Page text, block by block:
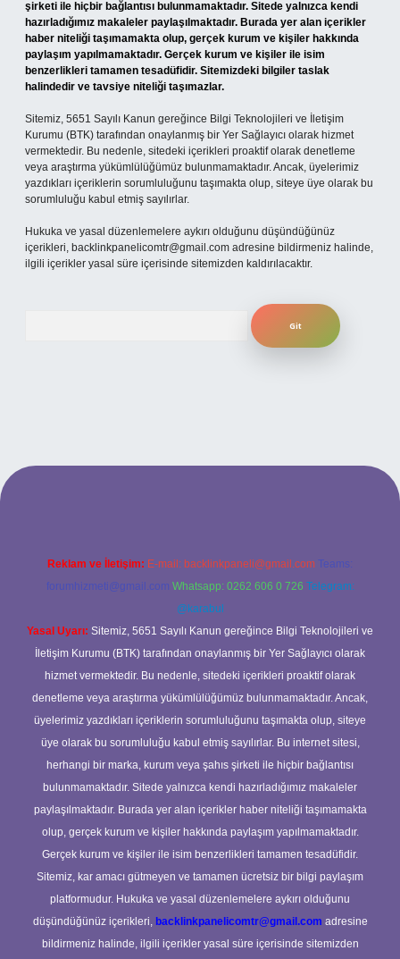
şirketi ile hiçbir bağlantısı bulunmamaktadır. Sitede yalnızca kendi
hazırladığımız makaleler paylaşılmaktadır. Burada yer alan içerikler
haber niteliği taşımamakta olup, gerçek kurum ve kişiler hakkında
paylaşım yapılmamaktadır. Gerçek kurum ve kişiler ile isim
benzerlikleri tamamen tesadüfidir. Sitemizdeki bilgiler taslak
halindedir ve tavsiye niteliği taşımazlar.
Sitemiz, 5651 Sayılı Kanun gereğince Bilgi Teknolojileri ve İletişim
Kurumu (BTK) tarafından onaylanmış bir Yer Sağlayıcı olarak hizmet
vermektedir. Bu nedenle, sitedeki içerikleri proaktif olarak denetleme
veya araştırma yükümlülüğümüz bulunmamaktadır. Ancak, üyelerimiz
yazdıkları içeriklerin sorumluluğunu taşımakta olup, siteye üye olarak bu
sorumluluğu kabul etmiş sayılırlar.
Hukuka ve yasal düzenlemelere aykırı olduğunu düşündüğünüz
içerikleri, backlinkpanelicomtr@gmail.com adresine bildirmeniz halinde,
ilgili içerikler yasal süre içerisinde sitemizden kaldırılacaktır.
betexper güncel giriş
Reklam ve İletişim: E-mail: backlinkpaneli@gmail.com Teams:
forumhizmeti@gmail.com Whatsapp: 0262 606 0 726 Telegram:
@karabul
Yasal Uyarı: Sitemiz, 5651 Sayılı Kanun gereğince Bilgi Teknolojileri ve
İletişim Kurumu (BTK) tarafından onaylanmış bir Yer Sağlayıcı olarak
hizmet vermektedir. Bu nedenle, sitedeki içerikleri proaktif olarak
denetleme veya araştırma yükümlülüğümüz bulunmamaktadır. Ancak,
üyelerimiz yazdıkları içeriklerin sorumluluğunu taşımakta olup, siteye
üye olarak bu sorumluluğu kabul etmiş sayılırlar. Bu internet sitesi,
herhangi bir marka, kurum veya şahıs şirketi ile hiçbir bağlantısı
bulunmamaktadır. Sitede yalnızca kendi hazırladığımız makaleler
paylaşılmaktadır. Burada yer alan içerikler haber niteliği taşımamakta
olup, gerçek kurum ve kişiler hakkında paylaşım yapılmamaktadır.
Gerçek kurum ve kişiler ile isim benzerlikleri tamamen tesadüfidir.
Sitemiz, kar amacı gütmeyen ve tamamen ücretsiz bir bilgi paylaşım
platformudur. Hukuka ve yasal düzenlemelere aykırı olduğunu
düşündüğünüz içerikleri, backlinkpanelicomtr@gmail.com adresine
bildirmeniz halinde, ilgili içerikler yasal süre içerisinde sitemizden